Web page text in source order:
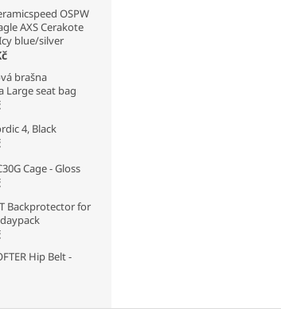
OSPW
AXS Cerakote
blue/silver
brašna
Large seat bag
4, Black
Cage - Gloss
Backprotector for
Hip Belt -